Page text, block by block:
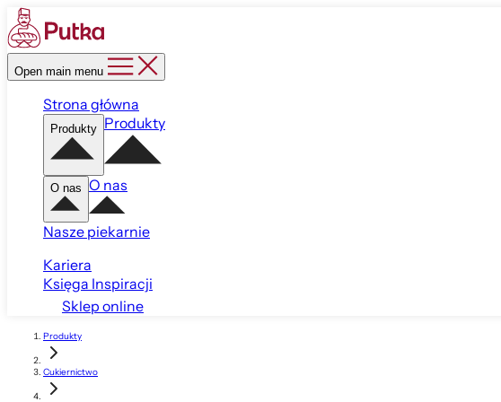
Open main menu
Strona główna
Produkty Produkty
O nas O nas
Nasze piekarnie
Kariera
Księga Inspiracji
Sklep online
Produkty
Cukiernictwo